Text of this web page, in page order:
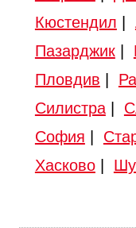
Кюстендил
Пазарджик|
Пловдив
Силистра|
София
Хасково|